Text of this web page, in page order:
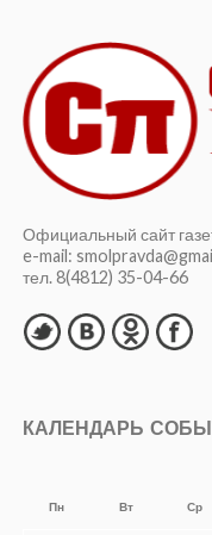
Официальный сайт
e-mail:
тел. 8(4812) 35-04-66
КАЛЕНДАРЬ
Пн Вт Ср